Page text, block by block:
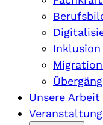
Unsere Arbeit